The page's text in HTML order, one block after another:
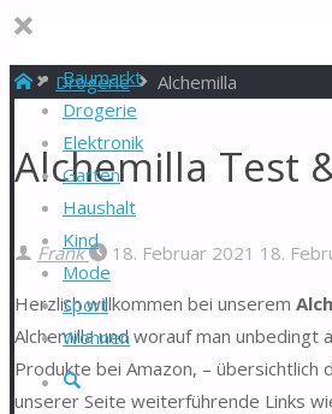
Baumarkt
Drogerie
Elektronik
Garten
Haushalt
Kind
Mode
Sport
Wohnen
Suche
StartDrogerie Alchemilla
Alchemilla Test
Frank 18. Februar 2021 18.
Herzlich willkommen bei unserem
Alchemilla und worauf man
Produkte bei Amazon, – übersichtlich
unserer Seite weiterführende Links